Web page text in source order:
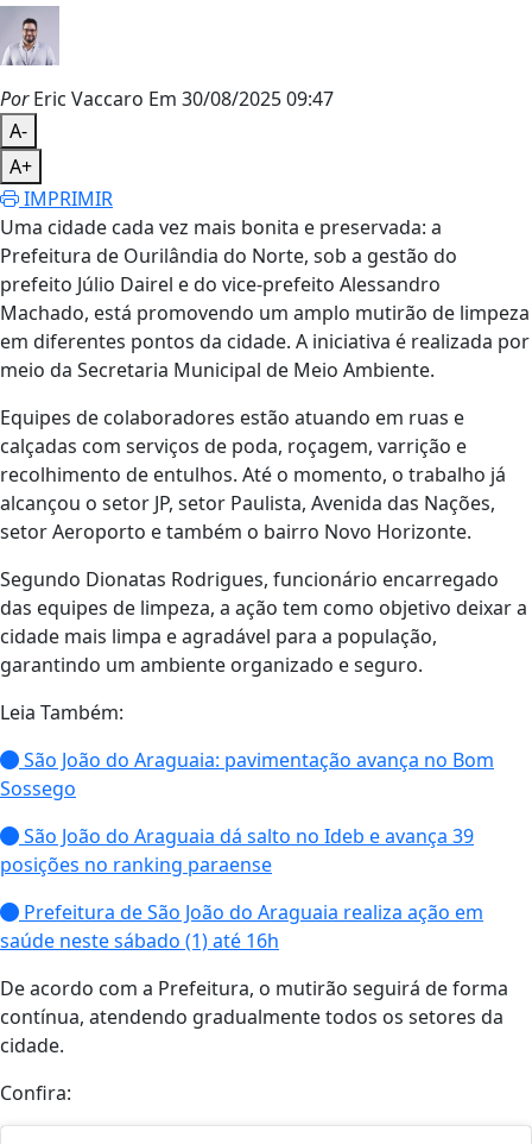
PorEric Vaccaro Em 30/08/2025 09:47
A-
A+
IMPRIMIR
Uma cidade cada vez mais bonita e preservada: a
Prefeitura de Ourilândia do Norte, sob a gestão do
prefeito Júlio Dairel e do vice-prefeito Alessandro
Machado, está promovendo um amplo mutirão de limpeza
em diferentes pontos da cidade. A iniciativa é realizada por
meio da Secretaria Municipal de Meio Ambiente.
Equipes de colaboradores estão atuando em ruas e
calçadas com serviços de poda, roçagem, varrição e
recolhimento de entulhos. Até o momento, o trabalho já
alcançou o setor JP, setor Paulista, Avenida das Nações,
setor Aeroporto e também o bairro Novo Horizonte.
Segundo Dionatas Rodrigues, funcionário encarregado
das equipes de limpeza, a ação tem como objetivo deixar a
cidade mais limpa e agradável para a população,
garantindo um ambiente organizado e seguro.
Leia Também:
São João do Araguaia: pavimentação avança no Bom
Sossego
São João do Araguaia dá salto no Ideb e avança 39
posições no ranking paraense
Prefeitura de São João do Araguaia realiza ação em
saúde neste sábado (1) até 16h
De acordo com a Prefeitura, o mutirão seguirá de forma
contínua, atendendo gradualmente todos os setores da
cidade.
Confira: